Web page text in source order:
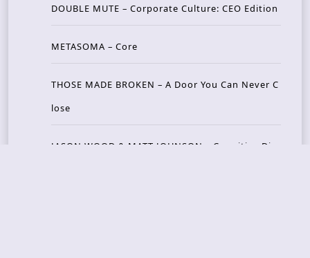
DOUBLE MUTE – Corporate Culture: CEO Edition
METASOMA – Core
THOSE MADE BROKEN – A Door You Can Never C
lose
JASON WOOD & MATT JOHNSON – Cognitive Diss